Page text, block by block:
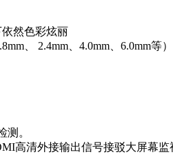
然色彩炫丽
、 2.4mm、4.0mm、6.0mm
。
高清外接输出信号接驳大屏幕监